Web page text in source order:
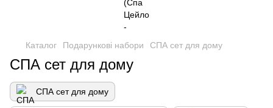
Каталог Подарункові набори СПА сет для дому
СПА сет для дому
СПА сет для дому